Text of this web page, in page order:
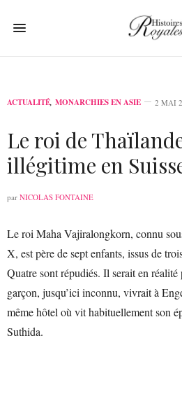
ACTUALITÉ, MONARCHIES EN ASIE 2 MAI
Le roi de
illégitime en
par NICOLAS FONTAINE
Le roi Maha Vajiralongkorn, connu
X, est père de sept enfants, issus de
Quatre sont répudiés. Il serait en
garçon, jusqu’ici inconnu, vivrait à
même hôtel où vit habituellement son
Suthida.